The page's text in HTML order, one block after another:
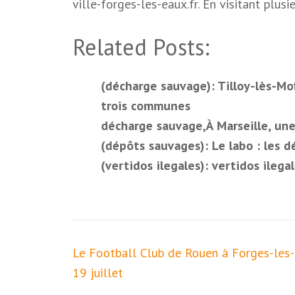
ville-forges-les-eaux.fr. En visitant
Related Posts:
(décharge sauvage): Tilloy-lès-
trois communes
décharge sauvage,À Marseille,
(dépôts sauvages): Le labo : les
(vertidos ilegales): vertidos
Navigation
de
Le Football Club de Rouen à Forges-
19 juillet